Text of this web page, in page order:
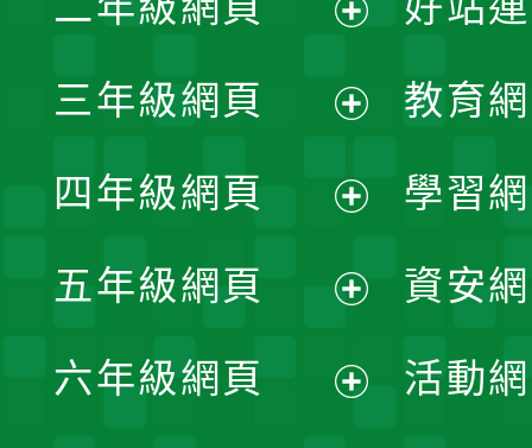
開
選
單
開
選
單
三年級網頁
開
選
單
四年級網頁
開
選
五年級網頁
開
六年級網頁
教育
學習
資安
活動